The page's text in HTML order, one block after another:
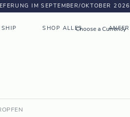
IM SEPTEMBER/OKTOBER 2026
SHIP SHOP ALLESChoose a Currency